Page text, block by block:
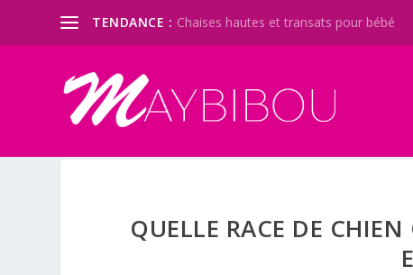
TENDANCE : Chaises hautes et transats pour bébé
QUELLE RACE DE